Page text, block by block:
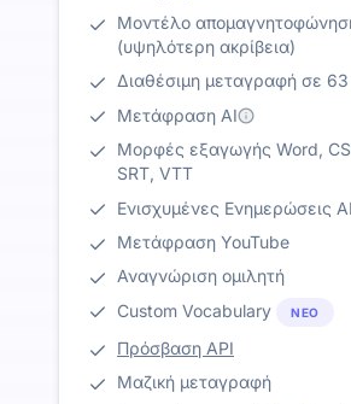
Μοντέλο
(υψηλότερη ακρίβεια)
Διαθέσιμη μεταγραφή σε
Μετάφραση AI
Μορφές εξαγωγής Word,
SRT, VTT
Ενισχυμένες Ενημερώσεις AI
Μετάφραση YouTube
Αναγνώριση ομιλητή
Custom Vocabulary
ΝΈΟ
Πρόσβαση API
Μαζική μεταγραφή